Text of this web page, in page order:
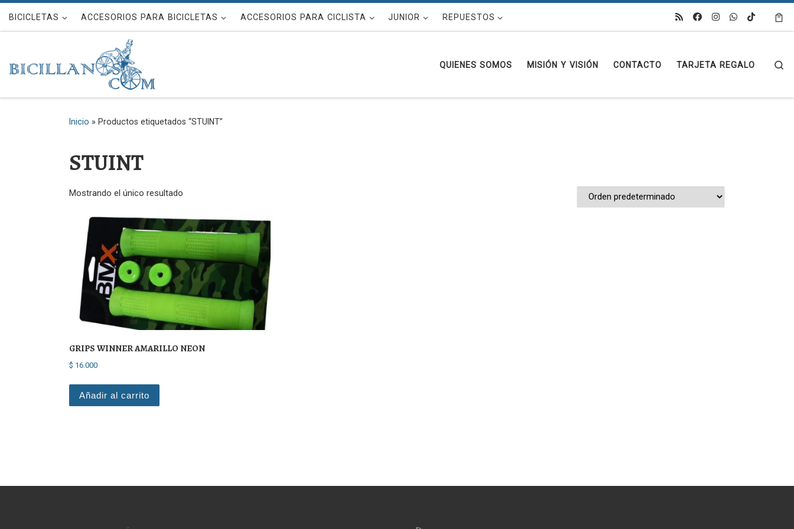
Saltar al contenido
BICICLETAS ACCESORIOS PARA BICICLETAS ACCESORIOS PARA CICLISTA JUNIOR REPUESTOS
QUIENES SOMOS MISIÓN Y VISIÓN CONTACTO TARJETA REGALO
Inicio » Productos etiquetados “STUINT”
STUINT
Mostrando el único resultado
GRIPS WINNER AMARILLO NEON
$ 16.000
Añadir al carrito